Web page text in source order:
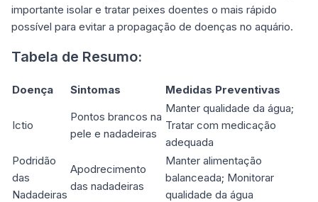
importante isolar e tratar peixes doentes o mais rápido
possível para evitar a propagação de doenças no aquário.
Tabela de Resumo:
Doença Sintomas Medidas Preventivas
Ictio
Pontos brancos na
pele e nadadeiras
Manter qualidade da água;
Tratar com medicação
adequada
Podridão
das
Nadadeiras
Apodrecimento
das nadadeiras
Manter alimentação
balanceada; Monitorar
qualidade da água